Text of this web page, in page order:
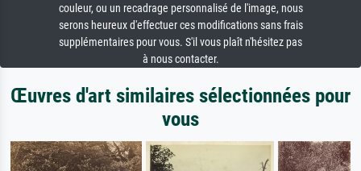
couleur, ou un recadrage personnalisé de l'image, nous
serons heureux d'effectuer ces modifications sans frais
supplémentaires pour vous. S'il vous plaît n'hésitez pas
à nous contacter.
Œuvres d'art similaires sélectionnées pour
vous